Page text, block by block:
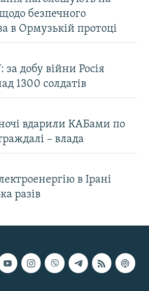
щодо безпечного
в Ормузькій протоці
добу війни Росія
1300 солдатів
вдарили КАБами по
– влада
в Ірані
разів